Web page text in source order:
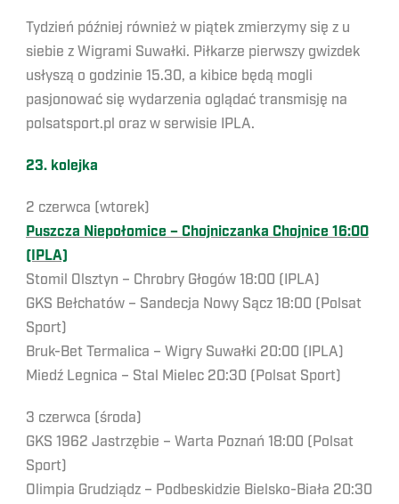
Tydzień później również w piątek zmierzymy się z u
siebie z Wigrami Suwałki. Piłkarze pierwszy gwizdek
usłyszą o godzinie 15.30, a kibice będą mogli
pasjonować się wydarzenia oglądać transmisję na
polsatsport.pl oraz w serwisie IPLA.
23. kolejka
2 czerwca (wtorek)
Puszcza Niepołomice – Chojniczanka Chojnice 16:00
(IPLA)
Stomil Olsztyn – Chrobry Głogów 18:00 (IPLA)
GKS Bełchatów – Sandecja Nowy Sącz 18:00 (Polsat
Sport)
Bruk-Bet Termalica – Wigry Suwałki 20:00 (IPLA)
Miedź Legnica – Stal Mielec 20:30 (Polsat Sport)
3 czerwca (środa)
GKS 1962 Jastrzębie – Warta Poznań 18:00 (Polsat
Sport)
Olimpia Grudziądz – Podbeskidzie Bielsko-Biała 20:30